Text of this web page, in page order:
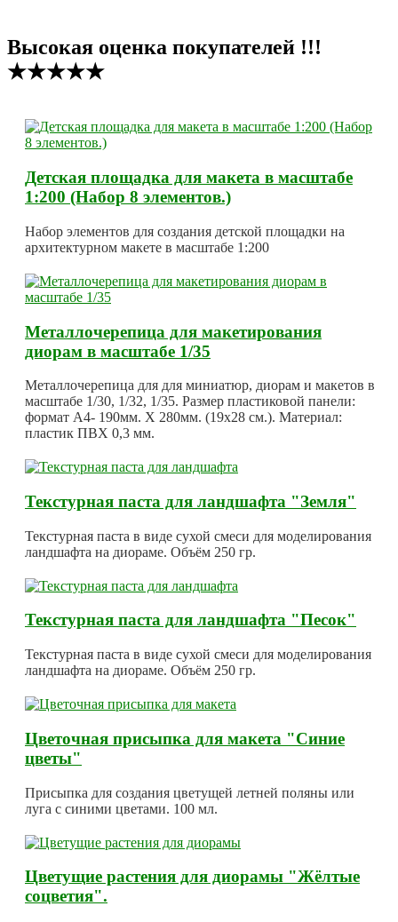
Высокая оценка покупателей !!!
★★★★★
Детская площадка для макета в масштабе
1:200 (Набор 8 элементов.)
Набор элементов для создания детской площадки на
архитектурном макете в масштабе 1:200
Металлочерепица для макетирования
диорам в масштабе 1/35
Металлочерепица для для миниатюр, диорам и макетов в
масштабе 1/30, 1/32, 1/35. Размер пластиковой панели:
формат А4- 190мм. Х 280мм. (19х28 см.). Материал:
пластик ПВХ 0,3 мм.
Текстурная паста для ландшафта "Земля"
Текстурная паста в виде сухой смеси для моделирования
ландшафта на диораме. Объём 250 гр.
Текстурная паста для ландшафта "Песок"
Текстурная паста в виде сухой смеси для моделирования
ландшафта на диораме. Объём 250 гр.
Цветочная присыпка для макета "Синие
цветы"
Присыпка для создания цветущей летней поляны или
луга с синими цветами. 100 мл.
Цветущие растения для диорамы "Жёлтые
соцветия".